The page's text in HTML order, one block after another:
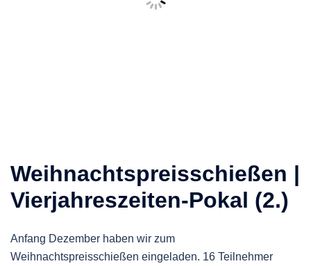
Weihnachtspreisschießen |
Vierjahreszeiten-Pokal (2.)
Anfang Dezember haben wir zum
Weihnachtspreisschießen eingeladen. 16 Teilnehmer